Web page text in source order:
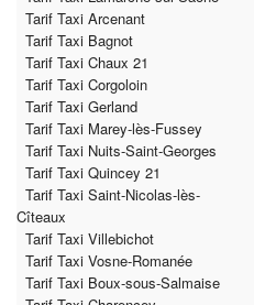
Tarif Taxi Arcenant
Tarif Taxi Bagnot
Tarif Taxi Chaux 21
Tarif Taxi Corgoloin
Tarif Taxi Gerland
Tarif Taxi Marey-lès-Fussey
Tarif Taxi Nuits-Saint-Georges
Tarif Taxi Quincey 21
Tarif Taxi Saint-Nicolas-lès-
Cîteaux
Tarif Taxi Villebichot
Tarif Taxi Vosne-Romanée
Tarif Taxi Boux-sous-Salmaise